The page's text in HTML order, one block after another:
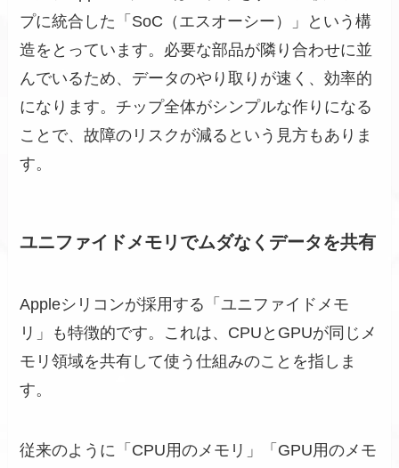
プに統合した「SoC（エスオーシー）」という構
造をとっています。必要な部品が隣り合わせに並
んでいるため、データのやり取りが速く、効率的
になります。チップ全体がシンプルな作りになる
ことで、故障のリスクが減るという見方もありま
す。
ユニファイドメモリでムダなくデータを共有
Appleシリコンが採用する「ユニファイドメモ
リ」も特徴的です。これは、CPUとGPUが同じメ
モリ領域を共有して使う仕組みのことを指しま
す。
従来のように「CPU用のメモリ」「GPU用のメモ